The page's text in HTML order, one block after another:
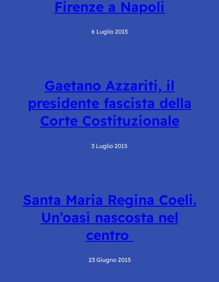
Firenze a Napoli
6 Luglio 2015
Gaetano Azzariti, il
presidente fascista della
Corte Costituzionale
3 Luglio 2015
Santa Maria Regina Coeli.
Un’oasi nascosta nel
centro
23 Giugno 2015